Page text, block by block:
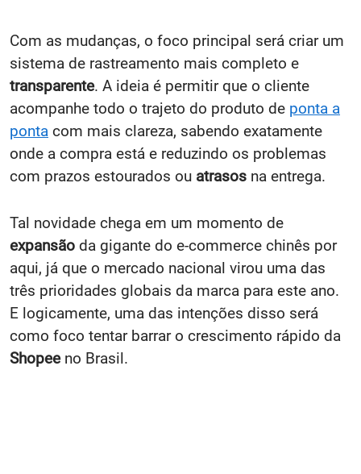
Com as mudanças, o foco principal será criar um
sistema de rastreamento mais completo e
transparente. A ideia é permitir que o cliente
acompanhe todo o trajeto do produto de ponta a
ponta com mais clareza, sabendo exatamente
onde a compra está e reduzindo os problemas
com prazos estourados ou atrasos na entrega.
Tal novidade chega em um momento de
expansão da gigante do e-commerce chinês por
aqui, já que o mercado nacional virou uma das
três prioridades globais da marca para este ano.
E logicamente, uma das intenções disso será
como foco tentar barrar o crescimento rápido da
Shopeeno Brasil.